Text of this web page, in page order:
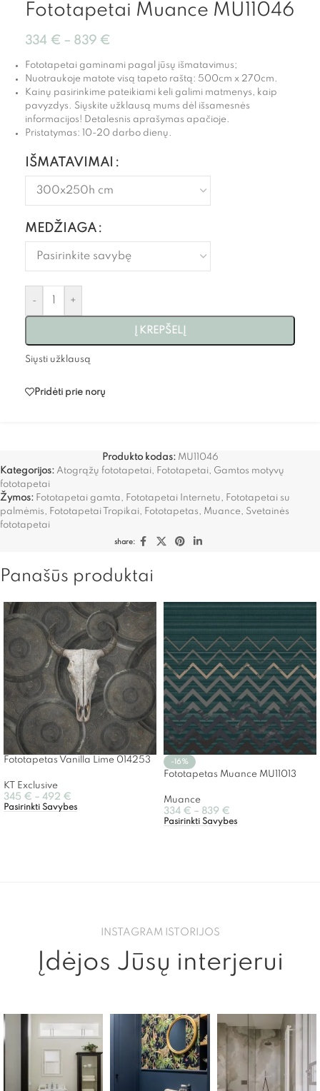
Fototapetai Muance MU11046
334 € – 839 €
Fototapetai gaminami pagal jūsų išmatavimus;
Nuotraukoje matote visą tapeto raštą: 500cm x 270cm.
Kainų pasirinkime pateikiami keli galimi matmenys, kaip
pavyzdys. Siųskite užklausą mums dėl išsamesnės
informacijos! Detalesnis aprašymas apačioje.
Pristatymas: 10-20 darbo dienų.
IŠMATAVIMAI
MEDŽIAGA
- +
Į KREPŠELĮ
Siųsti užklausą
Pridėti prie norų
Produkto kodas: MU11046
Kategorijos: Atogrąžų fototapetai, Fototapetai, Gamtos motyvų
fototapetai
Žymos: Fototapetai gamta, Fototapetai Internetu, Fototapetai su
palmėmis, Fototapetai Tropikai, Fototapetas, Muance, Svetainės
fototapetai
share:
Panašūs produktai
Fototapetas Vanilla Lime 014253
KT Exclusive
345 € – 492 €
Pasirinkti Savybes
-16%
Fototapetas Muance MU11013
Muance
334 € – 839 €
Pasirinkti Savybes
INSTAGRAM ISTORIJOS
Įdėjos Jūsų interjerui